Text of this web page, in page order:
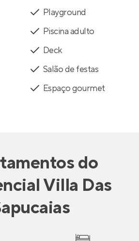
Playground
Piscina adulto
Deck
Salão de festas
Espaço gourmet
do
Villa Das